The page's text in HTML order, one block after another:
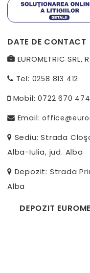
DATE DE CONTACT
EUROMETRIC
Tel: 0258 813 412
Mobil:0722 670 474
Email:
Sediu: Strada
Alba-Iulia, jud. Alba
Depozit: Strada
Alba
DEPOZIT